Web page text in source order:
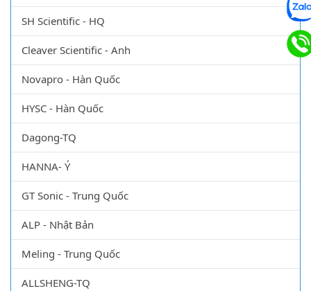
SH Scientific - HQ
Cleaver Scientific - Anh
Novapro - Hàn Quốc
HYSC - Hàn Quốc
Dagong-TQ
HANNA- Ý
GT Sonic - Trung Quốc
ALP - Nhật Bản
Meling - Trung Quốc
ALLSHENG-TQ